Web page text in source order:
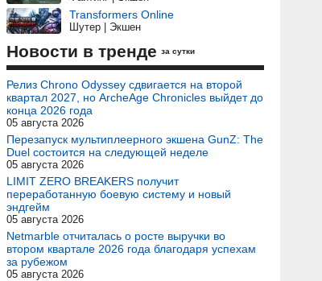
Transformers Online
Шутер | Экшен
Новости в тренде за сутки
Релиз Chrono Odyssey сдвигается на второй
квартал 2027, но ArcheAge Chronicles выйдет до
конца 2026 года
05 августа 2026
Перезапуск мультиплеерного экшена GunZ: The
Duel состоится на следующей неделе
05 августа 2026
LIMIT ZERO BREAKERS получит
переработанную боевую систему и новый
эндгейм
05 августа 2026
Netmarble отчиталась о росте выручки во
втором квартале 2026 года благодаря успехам
за рубежом
05 августа 2026